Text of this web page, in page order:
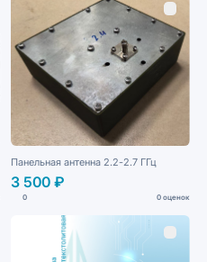
Панельная антенна 2.2-2.7 ГГц
3 500 ₽
0 0 оценок